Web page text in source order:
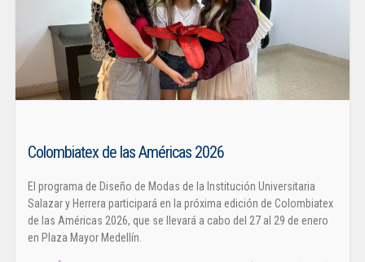
Colombiatex de las Américas 2026
El programa de Diseño de Modas de la Institución Universitaria
Salazar y Herrera participará en la próxima edición de Colombiatex
de las Américas 2026, que se llevará a cabo del 27 al 29 de enero
en Plaza Mayor Medellín.